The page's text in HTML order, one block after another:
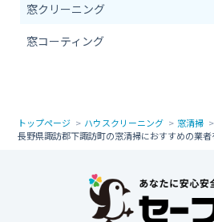
窓クリーニング
窓コーティング
トップページ ハウスクリーニング
窓清掃
長野県諏訪郡下諏訪町の窓清掃におすすめの業